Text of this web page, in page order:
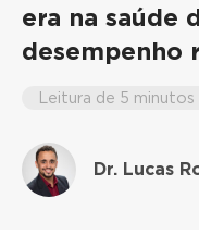
era na saúde
desempenho
Leitura de 5 minutos
Dr. Lucas